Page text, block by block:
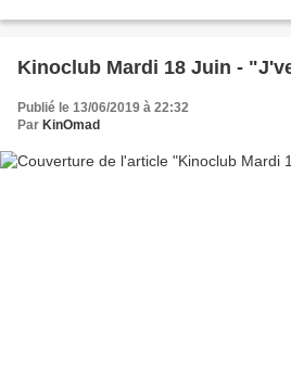
Kinoclub
Publié le 13/06/2019 à 22:32
Par KinOmad